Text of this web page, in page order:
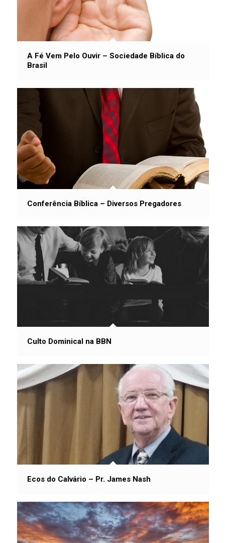
A Fé Vem Pelo Ouvir – Sociedade Bíblica do
Brasil
Conferência Bíblica – Diversos Pregadores
Culto Dominical na BBN
Ecos do Calvário – Pr. James Nash